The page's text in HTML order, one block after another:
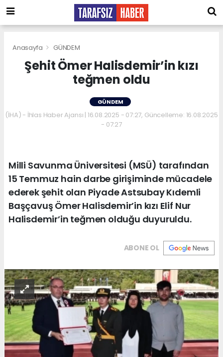
Anasayfa GÜNDEM
Şehit Ömer Halisdemir’in kızı
teğmen oldu
GÜNDEM
(İHA) - İhlas Haber Ajansı | 16.08.2025 - 07:27, Güncelleme: 16.08.2025
- 07:27
Milli Savunma Üniversitesi (MSÜ) tarafından
15 Temmuz hain darbe girişiminde mücadele
ederek şehit olan Piyade Astsubay Kıdemli
Başçavuş Ömer Halisdemir’in kızı Elif Nur
Halisdemir’in teğmen olduğu duyuruldu.
ABONE OL